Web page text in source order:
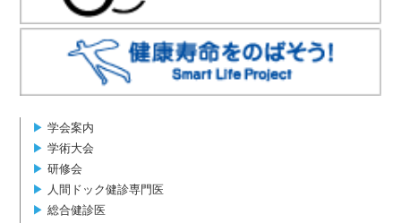
▶︎ 学会案内
▶︎ 学術大会
▶︎ 研修会
▶︎ 人間ドック健診専門医
▶︎ 総合健診医